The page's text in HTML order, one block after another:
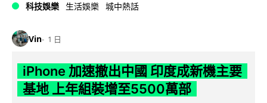
科技娛樂 生活娛樂 城中熱話
Vin 1 日
iPhone 加速撤出中國 印度成新機主要
基地 上年組裝增至5500萬部